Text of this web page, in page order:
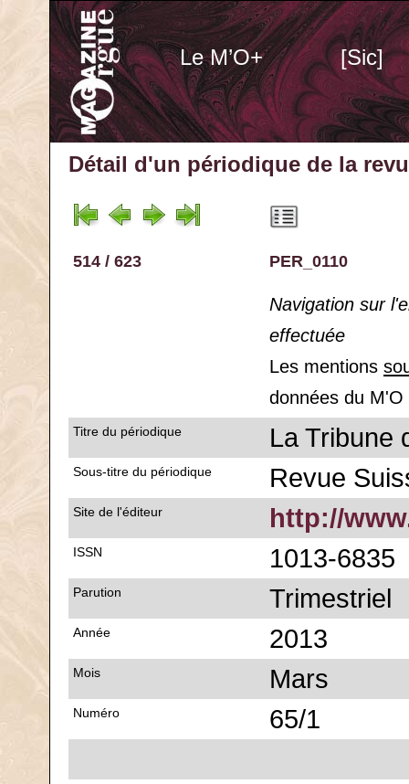
Le M’O+ [Sic]
Détail d'un périodique de la
514 / 623 PER_0110
Navigation sur
effectuée
Les mentions
données du M'O
Titre du périodique La Tribune
Sous-titre du périodique Revue
Site de l'éditeur http://
ISSN 1013-6835
Parution Trimestriel
Année 2013
Mois Mars
Numéro 65/1